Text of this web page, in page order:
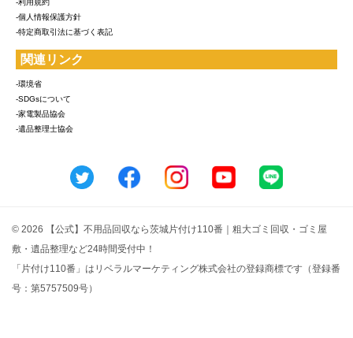
-利用規約
-個人情報保護方針
-特定商取引法に基づく表記
関連リンク
-環境省
-SDGsについて
-家電製品協会
-遺品整理士協会
© 2026 【公式】不用品回収なら茨城片付け110番｜粗大ゴミ回収・ゴミ屋
敷・遺品整理など24時間受付中！
「片付け110番」はリベラルマーケティング株式会社の登録商標です（登録番
号：第5757509号）